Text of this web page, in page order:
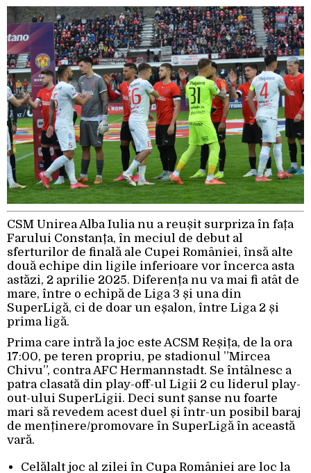
CSM Unirea Alba Iulia nu a reușit surpriza în fața
Farului Constanța, în meciul de debut al
sferturilor de finală ale Cupei României, însă alte
două echipe din ligile inferioare vor încerca asta
astăzi, 2 aprilie 2025. Diferența nu va mai fi atât de
mare, între o echipă de Liga 3 și una din
SuperLigă, ci de doar un eșalon, între Liga 2 și
prima ligă.
Prima care intră la joc este ACSM Reșița, de la ora
17:00, pe teren propriu, pe stadionul ”Mircea
Chivu”, contra AFC Hermannstadt. Se întâlnesc a
patra clasată din play-off-ul Ligii 2 cu liderul play-
out-ului SuperLigii. Deci sunt șanse nu foarte
mari să revedem acest duel și într-un posibil baraj
de menținere/promovare în SuperLigă în această
vară.
Celălalt joc al zilei în Cupa României are loc la